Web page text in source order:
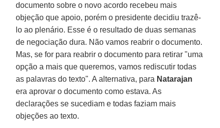
documento sobre o novo acordo recebeu mais
objeção que apoio, porém o presidente decidiu trazê-
lo ao plenário. Esse é o resultado de duas semanas
de negociação dura. Não vamos reabrir o documento.
Mas, se for para reabrir o documento para retirar "uma
opção a mais que queremos, vamos rediscutir todas
as palavras do texto". A alternativa, para Natarajan
era aprovar o documento como estava. As
declarações se sucediam e todas faziam mais
objeções ao texto.